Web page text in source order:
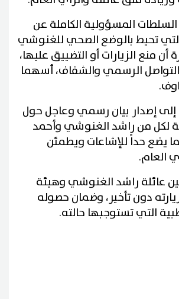
المسؤولية الكاملة عن
تحيط بالوضع الصحي للغنوشي
أن منع الزيارات أو التضييق عليها،
الرسمي والشفاف، أسهما
إصدار بيان رسمي وعاجل حول
لكل من راشد الغنوشي وأحمد
يضع حداً للإشاعات ويطمئن
العام.
عائلة راشد الغنوشي وهيئة
دون تأخير، وضمان حصوله
التي تستوجبها حالته.